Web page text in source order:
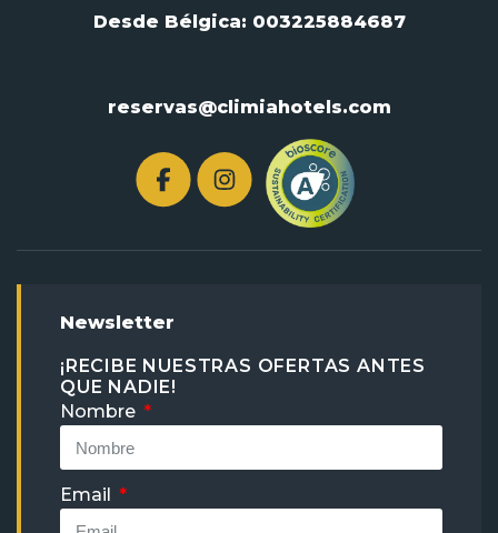
Desde Bélgica: 003225884687
reservas@climiahotels.com
Newsletter
¡RECIBE NUESTRAS OFERTAS ANTES
QUE NADIE!
Nombre
Email